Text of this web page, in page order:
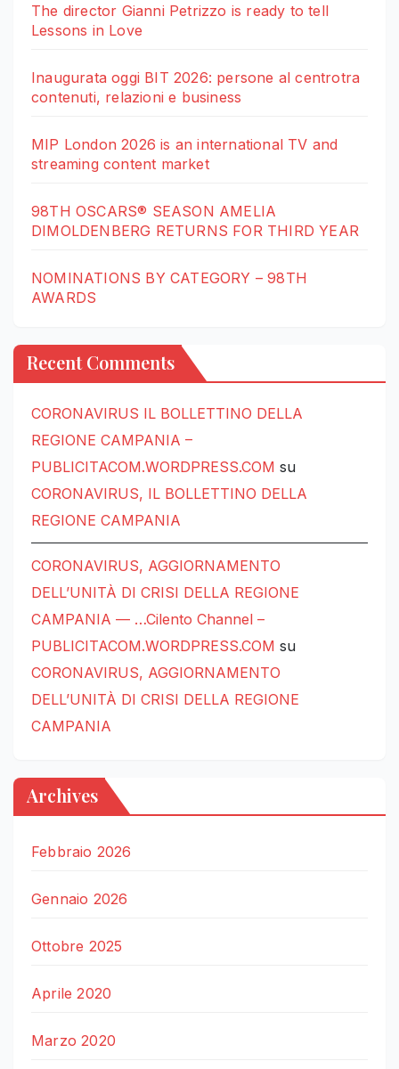
The director Gianni Petrizzo is ready to tell
Lessons in Love
Inaugurata oggi BIT 2026: persone al centrotra
contenuti, relazioni e business
MIP London 2026 is an international TV and
streaming content market
98TH OSCARS® SEASON AMELIA
DIMOLDENBERG RETURNS FOR THIRD YEAR
NOMINATIONS BY CATEGORY – 98TH
AWARDS
Recent Comments
CORONAVIRUS IL BOLLETTINO DELLA
REGIONE CAMPANIA –
PUBLICITACOM.WORDPRESS.COM su
CORONAVIRUS, IL BOLLETTINO DELLA
REGIONE CAMPANIA
CORONAVIRUS, AGGIORNAMENTO
DELL’UNITÀ DI CRISI DELLA REGIONE
CAMPANIA — …Cilento Channel –
PUBLICITACOM.WORDPRESS.COM su
CORONAVIRUS, AGGIORNAMENTO
DELL’UNITÀ DI CRISI DELLA REGIONE
CAMPANIA
Archives
Febbraio 2026
Gennaio 2026
Ottobre 2025
Aprile 2020
Marzo 2020